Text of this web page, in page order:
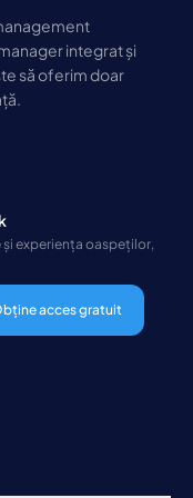
integrat și
să oferim doar
experiența oaspeților,
acces gratuit